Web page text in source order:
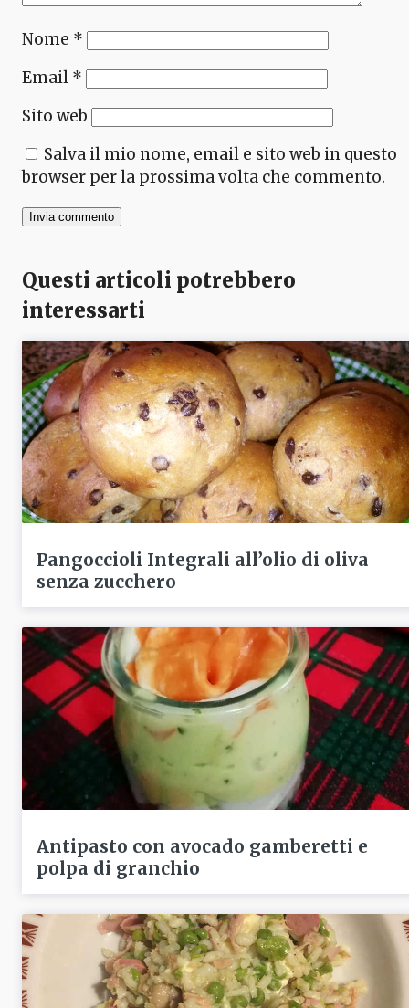
Nome *
Email *
Sito web
Salva il mio nome, email e sito web in questo
browser per la prossima volta che commento.
Questi articoli potrebbero
interessarti
Pangoccioli Integrali all’olio di oliva
senza zucchero
Antipasto con avocado gamberetti e
polpa di granchio